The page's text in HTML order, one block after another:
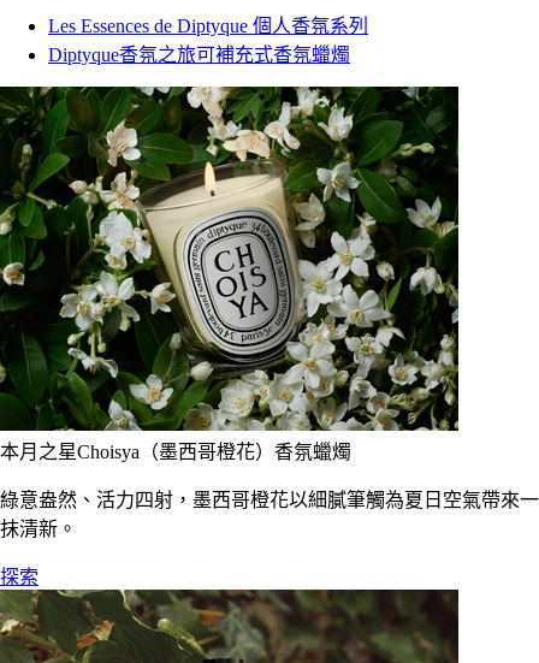
Les Essences de Diptyque 個人香氛系列
Diptyque香氛之旅可補充式香氛蠟燭
本月之星Choisya（墨西哥橙花）香氛蠟燭
綠意盎然、活力四射，墨西哥橙花以細膩筆觸為夏日空氣帶來一
抹清新。
探索